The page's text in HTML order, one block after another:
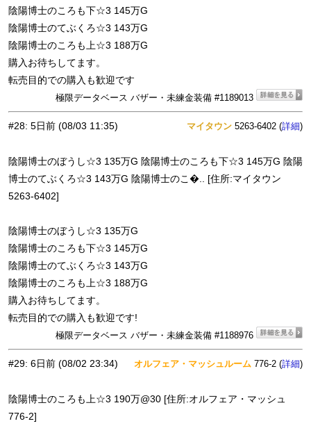
陰陽博士のころも下☆3 145万G
陰陽博士のてぶくろ☆3 143万G
陰陽博士のころも上☆3 188万G
購入お待ちしてます。
転売目的での購入も歓迎です
極限データベース バザー・未練金装備 #1189013
#28: 5日前 (08/03 11:35) マイタウン 5263-6402 (詳細)
陰陽博士のぼうし☆3 135万G 陰陽博士のころも下☆3 145万G 陰陽
博士のてぶくろ☆3 143万G 陰陽博士のこ�.. [住所:マイタウン
5263-6402]
陰陽博士のぼうし☆3 135万G
陰陽博士のころも下☆3 145万G
陰陽博士のてぶくろ☆3 143万G
陰陽博士のころも上☆3 188万G
購入お待ちしてます。
転売目的での購入も歓迎です!
極限データベース バザー・未練金装備 #1188976
#29: 6日前 (08/02 23:34) オルフェア・マッシュルーム 776-2 (詳細)
陰陽博士のころも上☆3 190万@30 [住所:オルフェア・マッシュ
776-2]